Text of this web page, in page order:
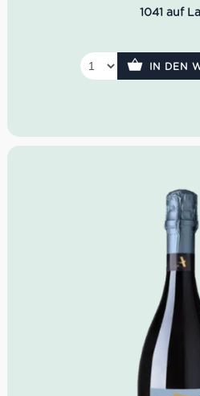
1041 auf
IN DEN